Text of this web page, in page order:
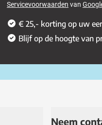
Servicevoorwaarden van
€ 25,- korting op uw
Blijf op de hoogte van
Neem